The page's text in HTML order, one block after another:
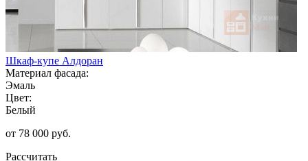
Шкаф-купе Алдоран
Материал фасада:
Эмаль
Цвет:
Белый
от 78 000 руб.
Рассчитать